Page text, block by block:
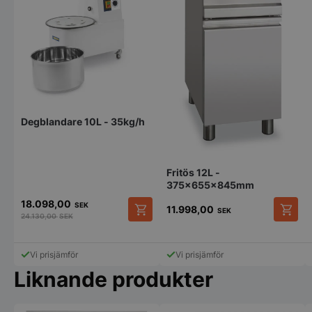
Degblandare 10L - 35kg/h
18.098,00 SEK
24.130,00SEK
Vi prisjämför
Fritös 12L -
375x655x845mm
11.998,00 SEK
Vi prisjämför
Liknande produkter
pys_session_limit
CookieScriptConsent